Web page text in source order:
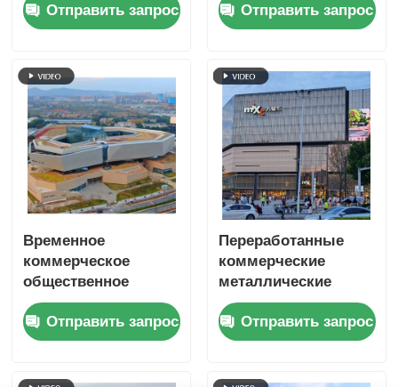
коммерческие
здания модульные
Отправить запрос
стальных зданий
Отправить запрос
Временное
коммерческое
общественное
стальное здание
S355JR, сборное, на
заказ
Отправить запрос
Переработанные
коммерческие
металлические
здания, стальной
каркас, структура
торгового центра,
Отправить запрос